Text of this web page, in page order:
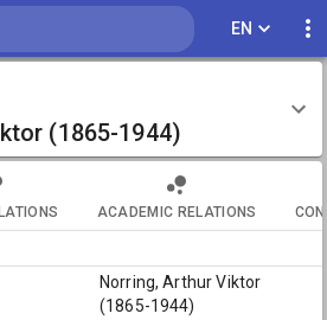
EN
(1865-1944)
ACADEMIC RELATIONS
Norring, Arthur Viktor
(1865-1944)